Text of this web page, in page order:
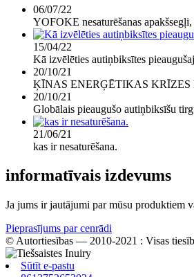
06/07/22
YOFOKE nesaturēšanas
15/04/22
Kā izvēlēties autiņbiksītes
20/10/21
ĶĪNAS ENERĢĒTIKAS KRĪZES
20/10/21
Globālais pieaugušo autiņbiksīšu
21/06/21
kas ir nesaturēšana.
informatīvais izdevums
Ja jums ir jautājumi par mūsu produktiem
Pieprasījums par cenrādi
© Autortiesības — 2010-2021 : Visas
Sūtīt e-pastu